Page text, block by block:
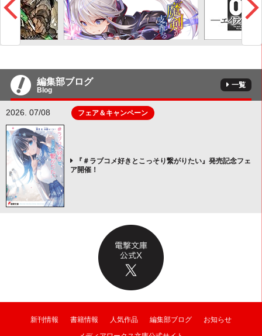
編集部ブログ
Blog
一覧
2026. 07/08 フェア＆キャンペーン
『＃ラブコメ好きとこっそり繋がりたい』発売記念フェ
ア開催！
新刊情報 書籍情報 人気作品 編集部ブログ
お知らせ